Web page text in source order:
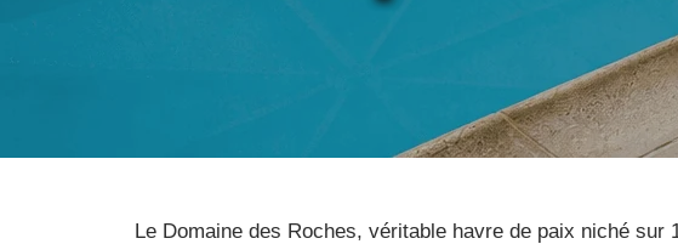
Le Domaine des Roches, véritable havre de paix niché